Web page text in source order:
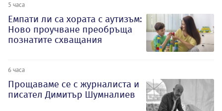
5 часа
Емпати ли са хората с аутизъм:
Ново проучване преобръща
познатите схващания
6 часа
Прощаваме се с журналиста и
писател Димитър Шумналиев